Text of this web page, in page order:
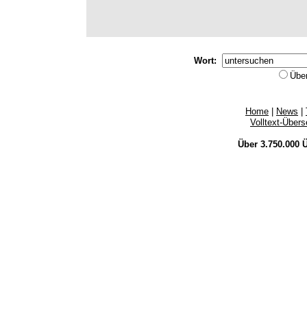
Wort:
Home News
Volltext-
Über 3.750.000